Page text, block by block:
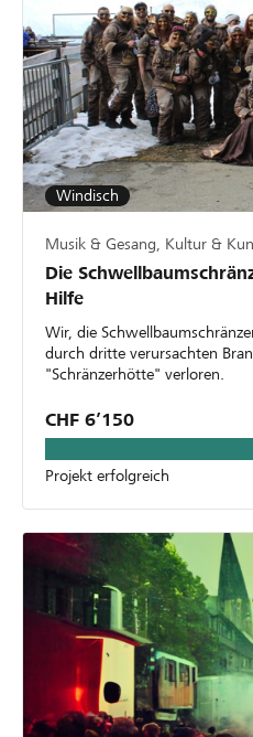
Windisch
Musik & Gesang, Kultur &
Die
Hilfe
Wir, die Schwellbaumschränzer,
durch dritte verursachten
"Schränzerhötte" verloren.
CHF 6’150
Projekt erfolgreich